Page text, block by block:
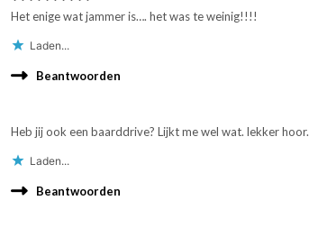
Het enige wat jammer is…. het was te weinig!!!!
Laden...
Beantwoorden
Heb jij ook een baarddrive? Lijkt me wel wat. lekker hoor.
Laden...
Beantwoorden